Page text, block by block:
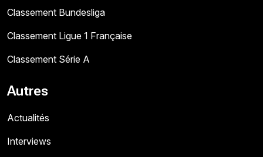
Classement Bundesliga
Classement Ligue 1 Française
Classement Série A
Autres
Actualités
Interviews